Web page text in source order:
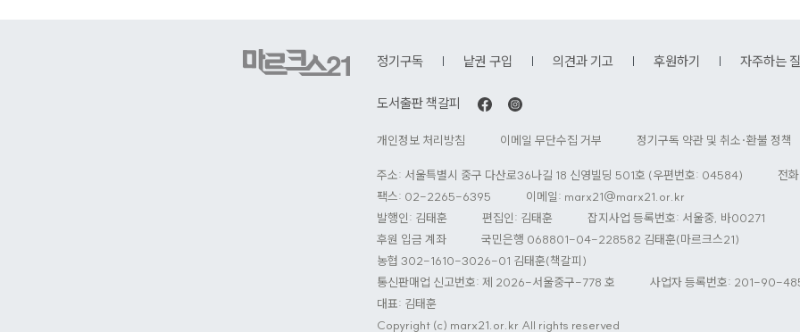
정기구독 낱권 구입 의견과 기고 후원하기 자주하는
도서출판 책갈피
개인정보 처리방침 이메일 무단수집 거부 정기구독 약관 및 취소·환불 정책
주소: 서울특별시 중구 다산로36나길 18 신영빌딩 501호 (우편번호: 04584)
전
팩스: 02-2265-6395
이메일: marx21@marx21.or.kr
발행인: 김태훈
편집인: 김태훈
잡지사업 등록번호: 서울중, 바00271
후원 입금 계좌
국민은행 068801-04-228582 김태훈(마르크스21)
농협 302-1610-3026-01 김태훈(책갈피)
통신판매업 신고번호: 제 2026-서울중구-778 호
사업자 등록번호: 201-90-
대표: 김태훈
Copyright (c) marx21.or.kr All rights reserved